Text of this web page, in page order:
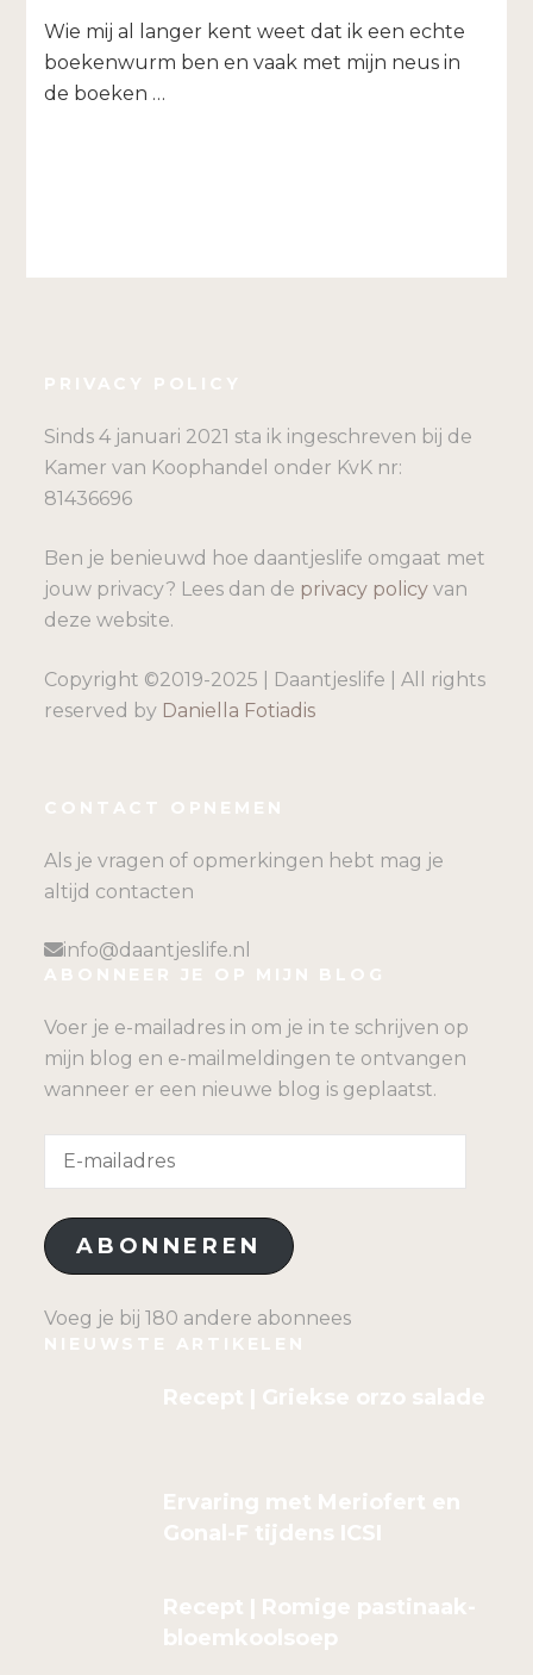
top
mindset
Wie mij al langer kent weet dat ik een echte
boekenwurm ben en vaak met mijn neus in
de boeken …
PRIVACY POLICY
Sinds 4 januari 2021 sta ik ingeschreven bij de
Kamer van Koophandel onder KvK nr:
81436696
Ben je benieuwd hoe daantjeslife omgaat met
jouw privacy? Lees dan de privacy policy van
deze website.
Copyright ©2019-2025 | Daantjeslife | All rights
reserved by Daniella Fotiadis
CONTACT OPNEMEN
Als je vragen of opmerkingen hebt mag je
altijd contacten
info@daantjeslife.nl
ABONNEER JE OP MIJN BLOG
Voer je e-mailadres in om je in te schrijven op
mijn blog en e-mailmeldingen te ontvangen
wanneer er een nieuwe blog is geplaatst.
ABONNEREN
Voeg je bij 180 andere abonnees
NIEUWSTE ARTIKELEN
Recept | Griekse orzo salade
Ervaring met Meriofert en
Gonal-F tijdens ICSI
Recept | Romige pastinaak-
bloemkoolsoep